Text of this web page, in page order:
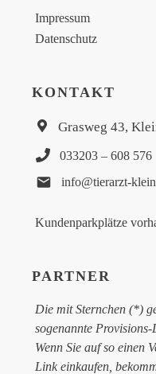
Impressum
Datenschutz
KONTAKT
Grasweg 43,
033203 – 608 576
info@tierarzt-
Kundenparkplätze
PARTNER
Die mit Sternchen (*)
sogenannte Provisions-
Wenn Sie auf so einen
Link einkaufen,